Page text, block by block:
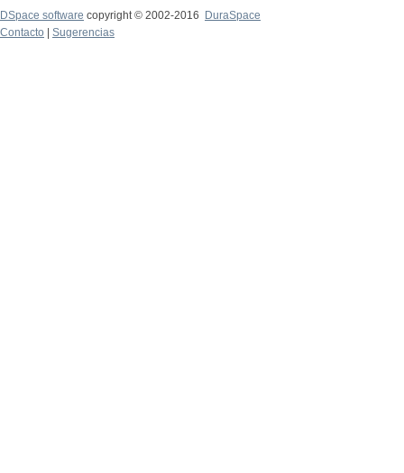
DSpace software copyright © 2002-2016
DuraSpace
Contacto
Sugerencias